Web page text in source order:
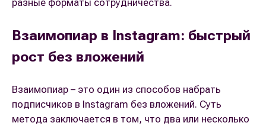
разные форматы сотрудничества.
Взаимопиар в Instagram: быстрый
рост без вложений
Взаимопиар – это один из способов набрать
подписчиков в Instagram без вложений. Суть
метода заключается в том, что два или несколько